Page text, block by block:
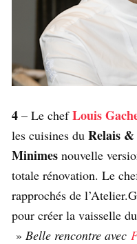
4 – Le chefLouis
les cuisines du Relais
Minimes nouvelle
totale rénovation. Le
rapprochés de
pour créer la vaisselle
» Belle rencontre avec